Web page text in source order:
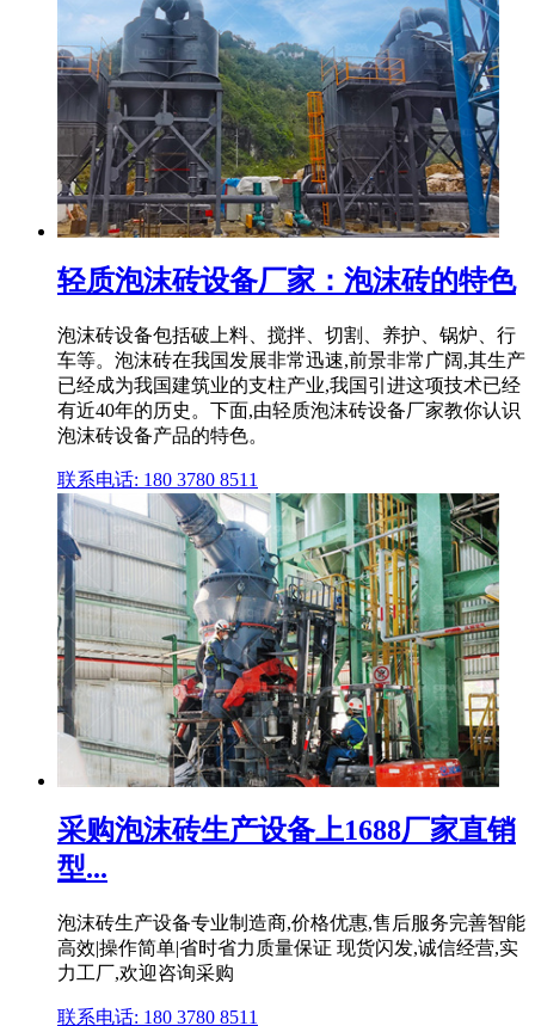
轻质泡沫砖设备厂家：泡沫砖的特色
泡沫砖设备包括破上料、搅拌、切割、养护、锅炉、行
车等。泡沫砖在我国发展非常迅速,前景非常广阔,其生产
已经成为我国建筑业的支柱产业,我国引进这项技术已经
有近40年的历史。下面,由轻质泡沫砖设备厂家教你认识
泡沫砖设备产品的特色。
联系电话: 180 3780 8511
采购泡沫砖生产设备上1688厂家直销
型...
泡沫砖生产设备专业制造商,价格优惠,售后服务完善智能
高效|操作简单|省时省力质量保证 现货闪发,诚信经营,实
力工厂,欢迎咨询采购
联系电话: 180 3780 8511